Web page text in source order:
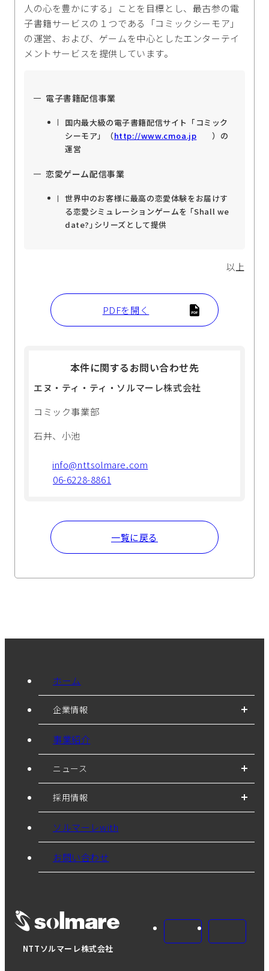
人の心を豊かにする」ことを目標とし、最古参の電
子書籍サービスの１つである「コミックシーモア」
の運営、および、ゲームを中心としたエンターテイ
メントサービスを提供しています。
電子書籍配信事業
国内最大級の電子書籍配信サイト「コミック
シーモア」（http://www.cmoa.jp
）の
運営
恋愛ゲーム配信事業
世界中のお客様に最高の恋愛体験をお届けす
る恋愛シミュレーションゲームを ｢Shall we
date?｣シリーズとして提供
以上
PDFを開く
本件に関するお問い合わせ先
エヌ・ティ・ティ・ソルマーレ株式会社
コミック事業部
石井、小池
info@nttsolmare.com
06-6228-8861
一覧に戻る
NTTソルマーレ株式会社
ホーム
企業情報
事業紹介
ニュース
採用情報
ソルマーレwith
お問い合わせ